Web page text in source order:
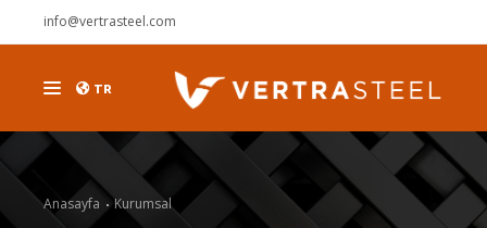
info@vertrasteel.com
TR
ÜRÜNLER
KURUMSAL
Anasayfa Kurumsal